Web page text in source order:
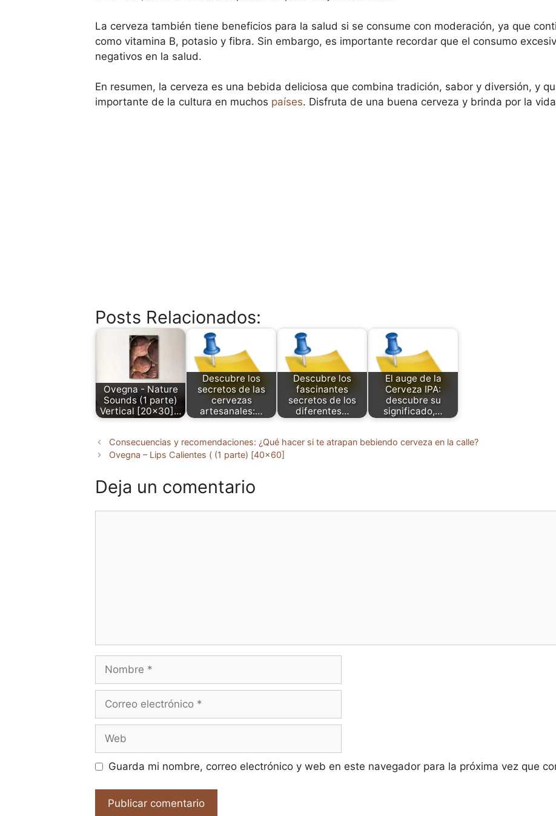
La cerveza también tiene beneficios para la salud si se consume con moderación, ya que
como vitamina B, potasio y fibra. Sin embargo, es importante recordar que el consumo
negativos en la salud.
En resumen, la cerveza es una bebida deliciosa que combina tradición, sabor y diversión, y
importante de la cultura en muchos países. Disfruta de una buena cerveza y brinda por la
Posts Relacionados:
Ovegna - Nature
Sounds (1 parte)
Vertical [20x30]…
Descubre los
secretos de las
cervezas
artesanales:…
Descubre los
fascinantes
secretos de los
diferentes…
El auge de la
Cerveza IPA:
descubre su
significado,…
Consecuencias y recomendaciones: ¿Qué hacer si te atrapan bebiendo cerveza en la calle?
Ovegna – Lips Calientes ( (1 parte) [40×60]
Deja un comentario
electrónico
Guarda mi nombre, correo electrónico y web en este navegador para la próxima vez que